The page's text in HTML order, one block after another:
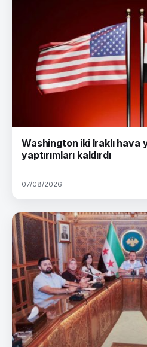
Washington iki Iraklı hava
yaptırımları kaldırdı
07/08/2026